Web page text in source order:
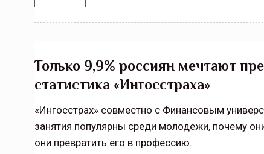
Только 9,9% россиян мечтают
статистика «Ингосстраха»
«Ингосстрах» совместно с Финансовым
занятия популярны среди молодежи, почему
они превратить его в профессию.